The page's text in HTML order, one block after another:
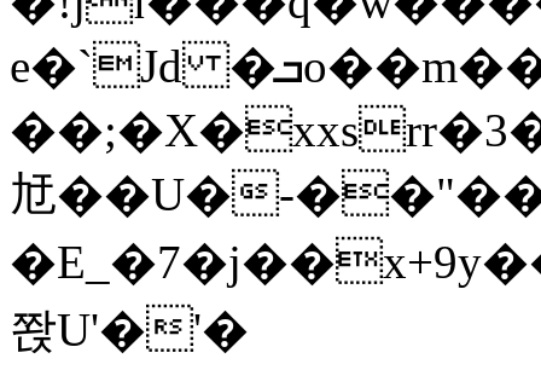
e�`Jd �ܒo��m��1��d|
㝼��U�-
쫝U'�'�